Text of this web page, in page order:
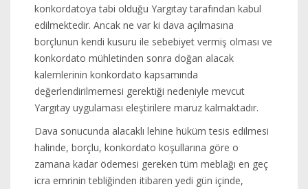
konkordatoya tabi olduğu Yargıtay tarafından kabul
edilmektedir. Ancak ne var ki dava açılmasına
borçlunun kendi kusuru ile sebebiyet vermiş olması ve
konkordato mühletinden sonra doğan alacak
kalemlerinin konkordato kapsamında
değerlendirilmemesi gerektiği nedeniyle mevcut
Yargıtay uygulaması eleştirilere maruz kalmaktadır.
Dava sonucunda alacaklı lehine hüküm tesis edilmesi
halinde, borçlu, konkordato koşullarına göre o
zamana kadar ödemesi gereken tüm meblağı en geç
icra emrinin tebliğinden itibaren yedi gün içinde,